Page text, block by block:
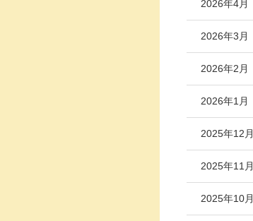
2026年4月
2026年3月
2026年2月
2026年1月
2025年12月
2025年11月
2025年10月